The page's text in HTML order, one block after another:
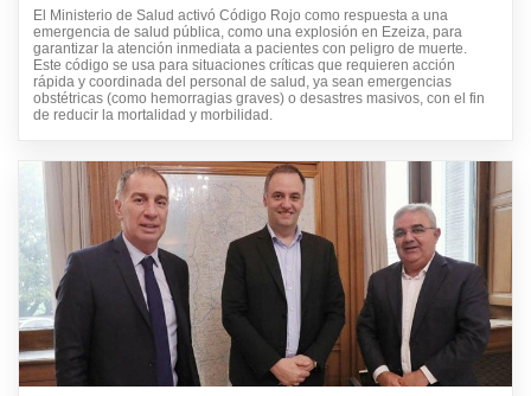
El Ministerio de Salud activó Código Rojo como respuesta a una
emergencia de salud pública, como una explosión en Ezeiza, para
garantizar la atención inmediata a pacientes con peligro de muerte.
Este código se usa para situaciones críticas que requieren acción
rápida y coordinada del personal de salud, ya sean emergencias
obstétricas (como hemorragias graves) o desastres masivos, con el fin
de reducir la mortalidad y morbilidad.